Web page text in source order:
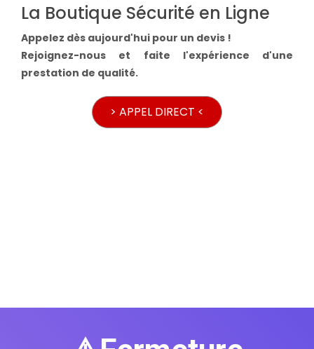
La Boutique Sécurité en Ligne
Appelez dès aujourd'hui pour un devis !
Rejoignez-nous et faite l'expérience d'une
prestation de qualité.
> APPEL DIRECT <